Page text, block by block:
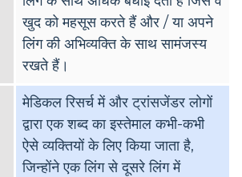
खुद को महसूस करते हैं और / या अपने
लिंग की अभिव्यक्ति के साथ सामंजस्य
रखते हैं।
मेडिकल रिसर्च में और ट्रांसजेंडर लोगों
द्वारा एक शब्द का इस्तेमाल कभी-कभी
ऐसे व्यक्तियों के लिए किया जाता है,
जिन्होंने एक लिंग से दूसरे लिंग में